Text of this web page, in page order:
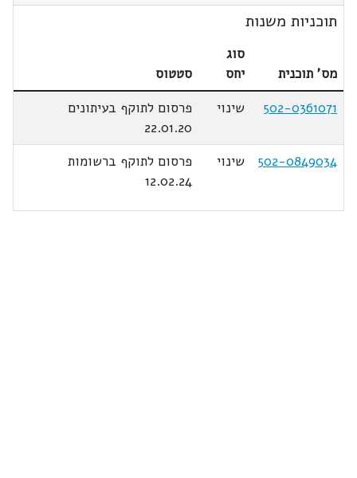
תוכניות משנות
מס' תוכנית
סוג
יחס
סטטוס
502-0361071
שינוי
פרסום לתוקף בעיתונים
22.01.20
502-0849034
שינוי
פרסום לתוקף ברשומות
12.02.24